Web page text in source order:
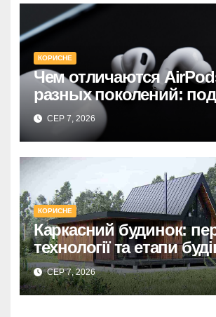
КОРИСНЕ
Чем отличаются
разных поколений:
руководство по выбору
СЕР 7, 2026
КОРИСНЕ
Каркасний будинок:
технології та етапи
СЕР 7, 2026